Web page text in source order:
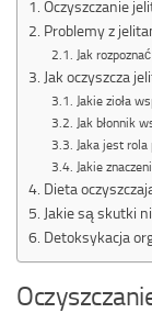
Oczyszczanie
Problemy z
Jak
Jak oczyszcza
Jakie zioła
Jak błonnik
Jaka jest
Jakie
Dieta
Jakie są skutki
Detoksykacja